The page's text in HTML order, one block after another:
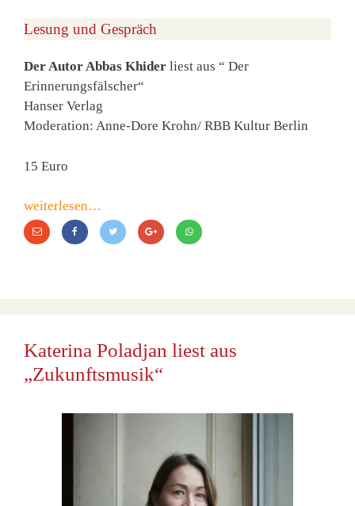
Lesung und Gespräch
Der Autor Abbas Khider liest aus “ Der
Erinnerungsfälscher“
Hanser Verlag
Moderation: Anne-Dore Krohn/ RBB Kultur Berlin
15 Euro
weiterlesen…
Katerina Poladjan liest aus
„Zukunftsmusik“